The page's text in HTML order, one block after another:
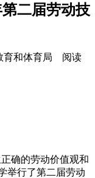
二届劳动技
育和体育局 阅读
确的劳动价值观和
举行了第二届劳动